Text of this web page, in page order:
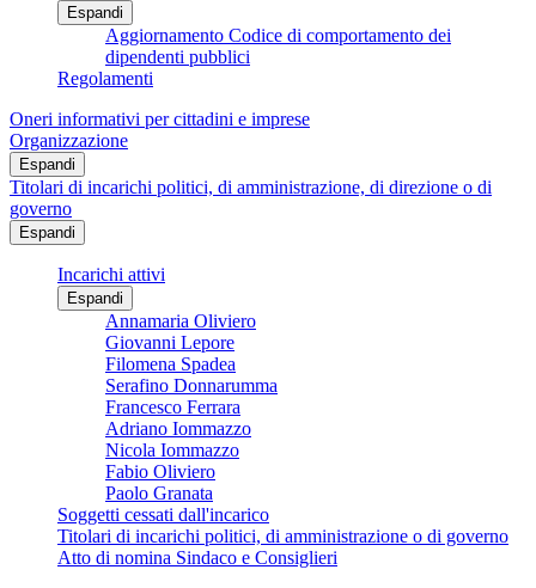
Espandi
Aggiornamento Codice di comportamento dei
dipendenti pubblici
Regolamenti
Oneri informativi per cittadini e imprese
Organizzazione
Espandi
Titolari di incarichi politici, di amministrazione, di direzione o di
governo
Espandi
Incarichi attivi
Espandi
Annamaria Oliviero
Giovanni Lepore
Filomena Spadea
Serafino Donnarumma
Francesco Ferrara
Adriano Iommazzo
Nicola Iommazzo
Fabio Oliviero
Paolo Granata
Soggetti cessati dall'incarico
Titolari di incarichi politici, di amministrazione o di governo
Atto di nomina Sindaco e Consiglieri